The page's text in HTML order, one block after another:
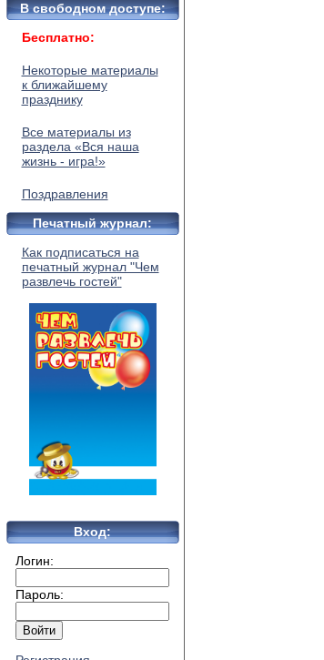
В свободном доступе:
Бесплатно:
Некоторые материалы
к ближайшему
празднику
Все материалы из
раздела «Вся наша
жизнь - игра!»
Поздравления
Печатный журнал:
Как подписаться на
печатный журнал "Чем
развлечь гостей"
Вход:
Логин:
Пароль: